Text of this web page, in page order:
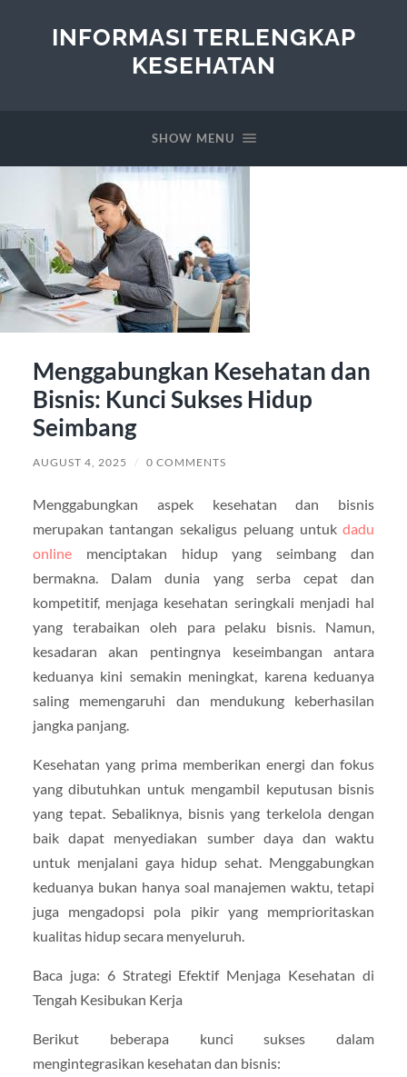
INFORMASI TERLENGKAP
KESEHATAN
SHOW MENU
Menggabungkan Kesehatan dan
Bisnis: Kunci Sukses Hidup
Seimbang
AUGUST 4, 2025 / 0 COMMENTS
Menggabungkan aspek kesehatan dan bisnis
merupakan tantangan sekaligus peluang untukdadu
onlinemenciptakan hidup yang seimbang dan
bermakna. Dalam dunia yang serba cepat dan
kompetitif, menjaga kesehatan seringkali menjadi hal
yang terabaikan oleh para pelaku bisnis. Namun,
kesadaran akan pentingnya keseimbangan antara
keduanya kini semakin meningkat, karena keduanya
saling memengaruhi dan mendukung keberhasilan
jangka panjang.
Kesehatan yang prima memberikan energi dan fokus
yang dibutuhkan untuk mengambil keputusan bisnis
yang tepat. Sebaliknya, bisnis yang terkelola dengan
baik dapat menyediakan sumber daya dan waktu
untuk menjalani gaya hidup sehat. Menggabungkan
keduanya bukan hanya soal manajemen waktu, tetapi
juga mengadopsi pola pikir yang memprioritaskan
kualitas hidup secara menyeluruh.
Baca juga: 6 Strategi Efektif Menjaga Kesehatan di
Tengah Kesibukan Kerja
Berikut beberapa kunci sukses dalam
mengintegrasikan kesehatan dan bisnis: